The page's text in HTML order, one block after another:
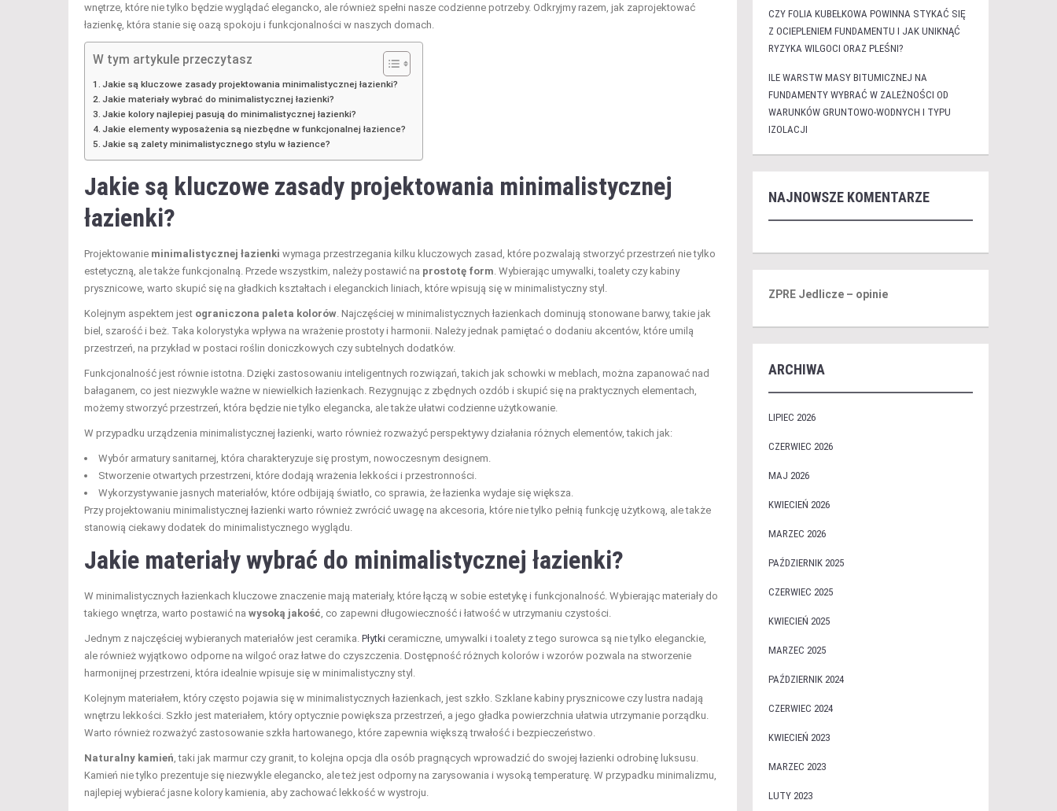
wnętrze, które nie tylko będzie wyglądać elegancko, ale również spełni nasze codzienne potrzeby. Odkryjmy razem, jak zaprojektować
łazienkę, która stanie się oazą spokoju i funkcjonalności w naszych domach.
W tym artykule przeczytasz
Jakie są kluczowe zasady projektowania minimalistycznej łazienki?
Jakie materiały wybrać do minimalistycznej łazienki?
Jakie kolory najlepiej pasują do minimalistycznej łazienki?
Jakie elementy wyposażenia są niezbędne w funkcjonalnej łazience?
Jakie są zalety minimalistycznego stylu w łazience?
Jakie są kluczowe zasady projektowania minimalistycznej
łazienki?
Projektowanie minimalistycznej łazienki wymaga przestrzegania kilku kluczowych zasad, które pozwalają stworzyć przestrzeń nie tylko
estetyczną, ale także funkcjonalną. Przede wszystkim, należy postawić na prostotę form . Wybierając umywalki, toalety czy kabiny
prysznicowe, warto skupić się na gładkich kształtach i eleganckich liniach, które wpisują się w minimalistyczny styl.
Kolejnym aspektem jest ograniczona paleta kolorów . Najczęściej w minimalistycznych łazienkach dominują stonowane barwy, takie jak
biel, szarość i beż. Taka kolorystyka wpływa na wrażenie prostoty i harmonii. Należy jednak pamiętać o dodaniu akcentów, które umilą
przestrzeń, na przykład w postaci roślin doniczkowych czy subtelnych dodatków.
Funkcjonalność jest równie istotna. Dzięki zastosowaniu inteligentnych rozwiązań, takich jak schowki w meblach, można zapanować nad
bałaganem, co jest niezwykle ważne w niewielkich łazienkach. Rezygnując z zbędnych ozdób i skupić się na praktycznych elementach,
możemy stworzyć przestrzeń, która będzie nie tylko elegancka, ale także ułatwi codzienne użytkowanie.
W przypadku urządzenia minimalistycznej łazienki, warto również rozważyć perspektywy działania różnych elementów, takich jak:
Wybór armatury sanitarnej, która charakteryzuje się prostym, nowoczesnym designem.
Stworzenie otwartych przestrzeni, które dodają wrażenia lekkości i przestronności.
Wykorzystywanie jasnych materiałów, które odbijają światło, co sprawia, że łazienka wydaje się większa.
Przy projektowaniu minimalistycznej łazienki warto również zwrócić uwagę na akcesoria, które nie tylko pełnią funkcję użytkową, ale także
stanowią ciekawy dodatek do minimalistycznego wyglądu.
Jakie materiały wybrać do minimalistycznej łazienki?
W minimalistycznych łazienkach kluczowe znaczenie mają materiały, które łączą w sobie estetykę i funkcjonalność. Wybierając materiały do
takiego wnętrza, warto postawić na wysoką jakość , co zapewni długowieczność i łatwość w utrzymaniu czystości.
Jednym z najczęściej wybieranych materiałów jest ceramika. Płytki ceramiczne, umywalki i toalety z tego surowca są nie tylko eleganckie,
ale również wyjątkowo odporne na wilgoć oraz łatwe do czyszczenia. Dostępność różnych kolorów i wzorów pozwala na stworzenie
harmonijnej przestrzeni, która idealnie wpisuje się w minimalistyczny styl.
Kolejnym materiałem, który często pojawia się w minimalistycznych łazienkach, jest szkło. Szklane kabiny prysznicowe czy lustra nadają
wnętrzu lekkości. Szkło jest materiałem, który optycznie powiększa przestrzeń, a jego gładka powierzchnia ułatwia utrzymanie porządku.
Warto również rozważyć zastosowanie szkła hartowanego, które zapewnia większą trwałość i bezpieczeństwo.
Naturalny kamień , taki jak marmur czy granit, to kolejna opcja dla osób pragnących wprowadzić do swojej łazienki odrobinę luksusu.
Kamień nie tylko prezentuje się niezwykle elegancko, ale też jest odporny na zarysowania i wysoką temperaturę. W przypadku minimalizmu,
najlepiej wybierać jasne kolory kamienia, aby zachować lekkość w wystroju.
CZY FOLIA KUBEŁKOWA POWINNA STYKAĆ SIĘ
Z OCIEPLENIEM FUNDAMENTU I JAK UNIKNĄĆ
RYZYKA WILGOCI ORAZ PLEŚNI?
ILE WARSTW MASY BITUMICZNEJ NA
FUNDAMENTY WYBRAĆ W ZALEŻNOŚCI OD
WARUNKÓW GRUNTOWO-WODNYCH I TYPU
IZOLACJI
NAJNOWSZE KOMENTARZE
ZPRE Jedlicze – opinie
ARCHIWA
LIPIEC 2026
CZERWIEC 2026
MAJ 2026
KWIECIEŃ 2026
MARZEC 2026
PAŹDZIERNIK 2025
CZERWIEC 2025
KWIECIEŃ 2025
MARZEC 2025
PAŹDZIERNIK 2024
CZERWIEC 2024
KWIECIEŃ 2023
MARZEC 2023
LUTY 2023